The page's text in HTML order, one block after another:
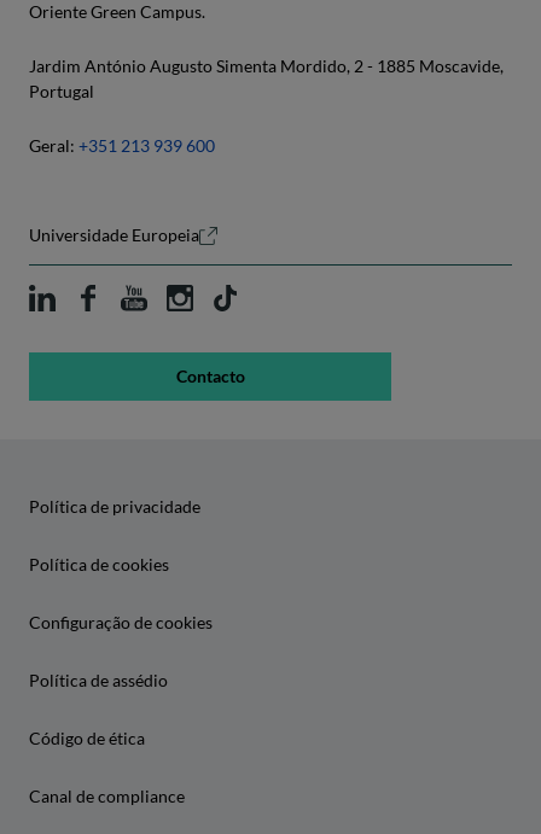
Oriente Green Campus.
Jardim António Augusto Simenta Mordido, 2 - 1885 Moscavide,
Portugal
Geral: +351 213 939 600
Universidade Europeia
Contacto
Política de privacidade
Política de cookies
Configuração de cookies
Política de assédio
Código de ética
Canal de compliance